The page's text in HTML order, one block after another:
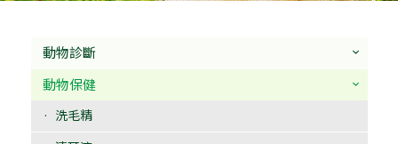
動物診斷
動物保健
洗毛精